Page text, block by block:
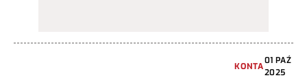
KONTA
01 PAŹ
2025